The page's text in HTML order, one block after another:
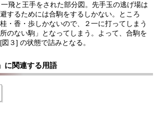
飛と王手をされた部分図。先手玉の逃げ場は
するためには合駒をするしかない。ところ
・香・歩しかないので、２一に打ってしまう
のない駒」となってしまう。よって、合駒を
３] の状態で詰みとなる。
に関連する用語